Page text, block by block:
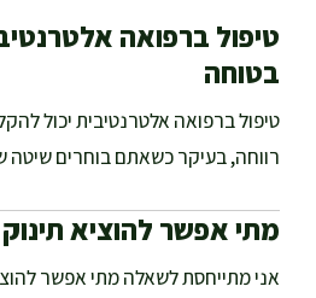
טיפול ברפואה
בטוחה
טיפול ברפואה אלטרנטיבית יכול
רווחה, בעיקר כשאתם בוחרים
מתי אפשר להוציא
אני מתייחסת לשאלה מתי אפשר